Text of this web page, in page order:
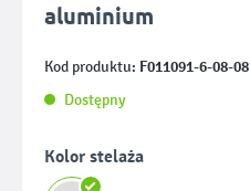
aluminium
Kod produktu: F011091-6-08-08
Dostępny
Wybierz
Kolor stelaża